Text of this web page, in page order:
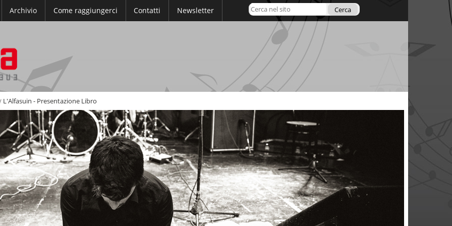
Archivio Come raggiungerci Contatti Newsletter
Cerca nel sito
Ricerca
avanzata…
L'Alfasuin - Presentazione Libro